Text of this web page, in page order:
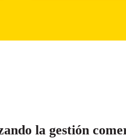
la gestión